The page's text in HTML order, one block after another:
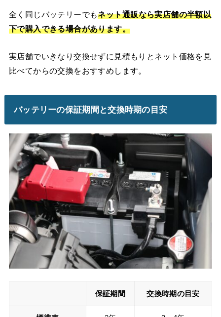
全く同じバッテリーでもネット通販なら実店舗の半額以
下で購入できる場合があります。
実店舗でいきなり交換せずに見積もりとネット価格を見
比べてからの交換をおすすめします。
バッテリーの保証期間と交換時期の目安
保証期間 交換時期の目安